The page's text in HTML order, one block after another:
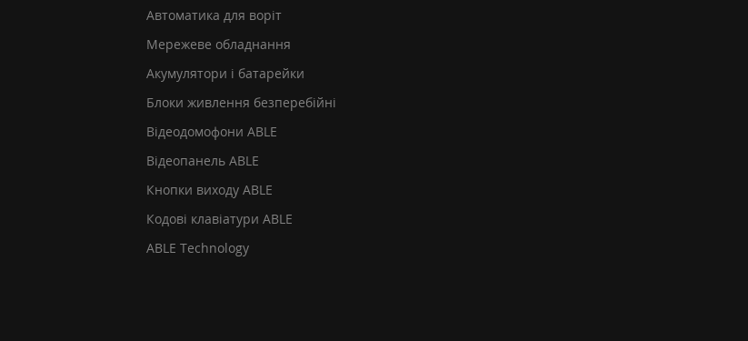
Автоматика для воріт
Мережеве обладнання
Акумулятори і батарейки
Блоки живлення безперебійні
Відеодомофони ABLE
Відеопанель ABLE
Кнопки виходу ABLE
Кодові клавіатури ABLE
ABLE Technology